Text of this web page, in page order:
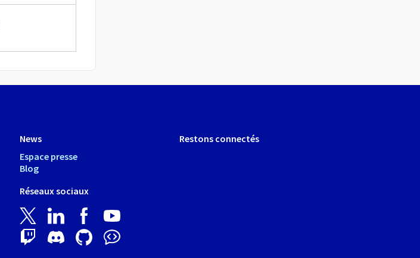
News
Espace presse
Blog
Réseaux sociaux
Restons connectés